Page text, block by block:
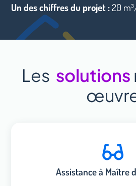
Un des chiffres du projet :20
Les solutions
Assistance à Maître